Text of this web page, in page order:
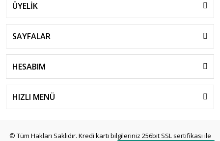
ÜYELİK
SAYFALAR
HESABIM
HIZLI MENÜ
© Tüm Hakları Saklıdır. Kredi kartı bilgileriniz 256bit SSL sertifikası ile